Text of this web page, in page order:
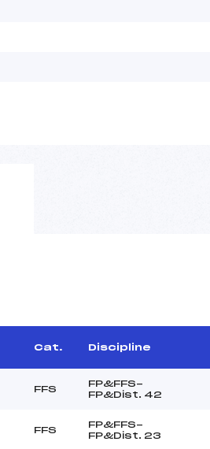
Cat. Discipline
FFS
FP&FFS-
FP&Dist. 42
FFS
FP&FFS-
FP&Dist. 23